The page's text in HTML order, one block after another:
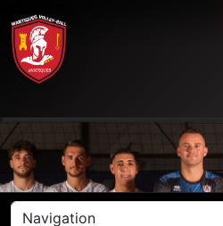
Panneau de gestion des cookies